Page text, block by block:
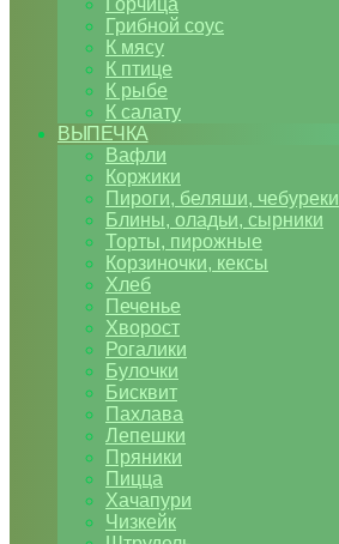
Горчица
Грибной соус
К мясу
К птице
К рыбе
К салату
ВЫПЕЧКА
Вафли
Коржики
Пироги, беляши, чебуреки
Блины, оладьи, сырники
Торты, пирожные
Корзиночки, кексы
Хлеб
Печенье
Хворост
Рогалики
Булочки
Бисквит
Пахлава
Лепешки
Пряники
Пицца
Хачапури
Чизкейк